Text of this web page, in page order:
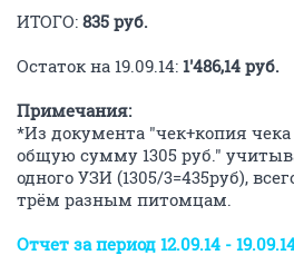
ИТОГО: 835 руб.
Остаток на 19.09.14: 1'486,14 руб.
Примечания:
*Из документа "чек+копия чека
общую сумму 1305 руб."
одного УЗИ (1305/3=435руб),
трём разным питомцам.
Отчет за период 12.09.14 -